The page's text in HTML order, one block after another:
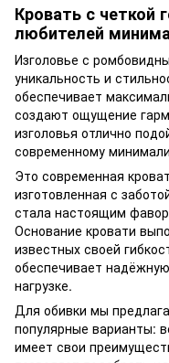
Кровать с четкой
любителей
Изголовье с
уникальность и
обеспечивает
создают ощущение
изголовья отлично
современному
Это современная
изготовленная с
стала настоящим
Основание кровати
известных своей
обеспечивает
нагрузке.
Для обивки мы
популярные варианты:
имеет свои